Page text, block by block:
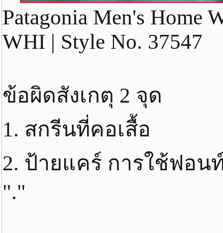
Patagonia Men's Home
WHI | Style No. 37547
ข้อผิดสังเกตุ 2 จุด
1. สกรีนที่คอเสื้อ
2. ป้ายแคร์ การใช้ฟอน
"."